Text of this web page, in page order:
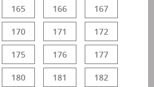
165 166 167
170 171 172
175 176 177
180 181 182